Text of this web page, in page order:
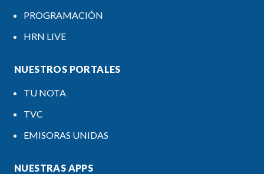
PROGRAMACIÓN
HRN LIVE
NUESTROS PORTALES
TU NOTA
TVC
EMISORAS UNIDAS
NUESTRAS APPS